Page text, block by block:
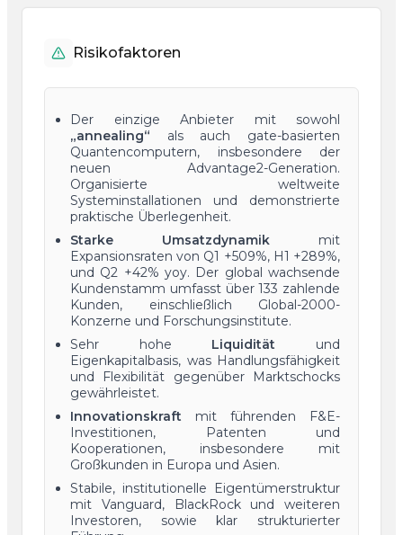
Risikofaktoren
Der einzige Anbieter mit sowohl
„annealing“ als auch gate-basierten
Quantencomputern, insbesondere der
neuen Advantage2-Generation.
Organisierte weltweite
Systeminstallationen und demonstrierte
praktische Überlegenheit.
Starke Umsatzdynamik mit
Expansionsraten von Q1 +509%, H1 +289%,
und Q2 +42% yoy. Der global wachsende
Kundenstamm umfasst über 133 zahlende
Kunden, einschließlich Global-2000-
Konzerne und Forschungsinstitute.
Sehr hohe Liquidität und
Eigenkapitalbasis, was Handlungsfähigkeit
und Flexibilität gegenüber Marktschocks
gewährleistet.
Innovationskraft mit führenden F&E-
Investitionen, Patenten und
Kooperationen, insbesondere mit
Großkunden in Europa und Asien.
Stabile, institutionelle Eigentümerstruktur
mit Vanguard, BlackRock und weiteren
Investoren, sowie klar strukturierter